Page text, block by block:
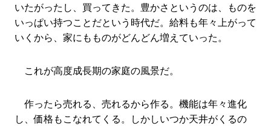
いたがったし、買ってきた。豊かさというのは、ものを
いっぱい持つことだという時代だ。給料も年々上がって
いくから、家にもものがどんどん増えていった。
これが高度成長期の家庭の風景だ。
作ったら売れる、売れるから作る。機能は年々進化
し、価格もこなれてくる。しかしいつか天井がくるの